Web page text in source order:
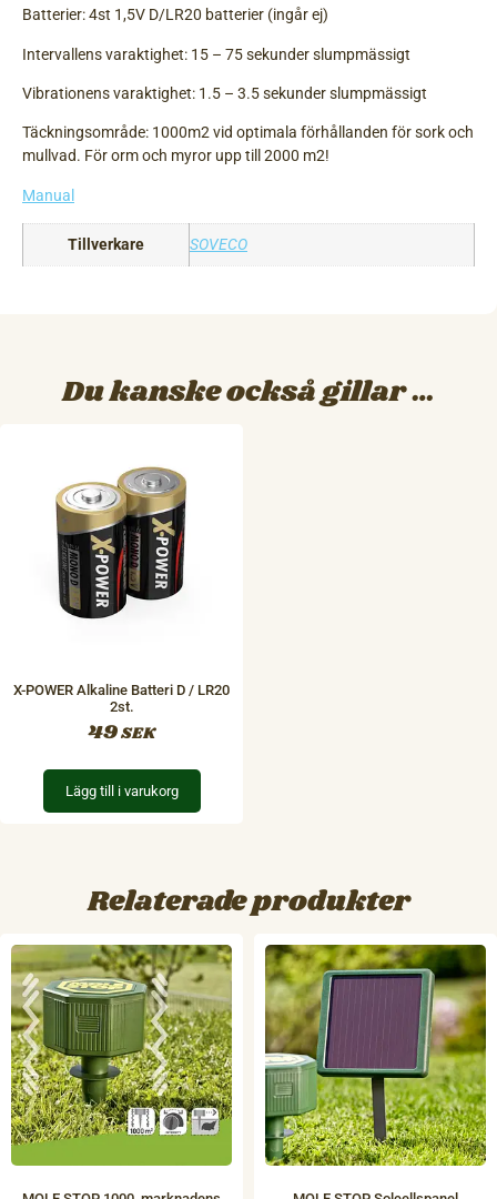
Batterier: 4st 1,5V D/LR20 batterier (ingår ej)
Intervallens varaktighet: 15 – 75 sekunder slumpmässigt
Vibrationens varaktighet: 1.5 – 3.5 sekunder slumpmässigt
Täckningsområde: 1000m2 vid optimala förhållanden för sork och
mullvad. För orm och myror upp till 2000 m2!
Manual
Tillverkare SOVECO
Du kanske också gillar …
X-POWER Alkaline Batteri D / LR20
2st.
49SEK
Lägg till i varukorg
Relaterade produkter